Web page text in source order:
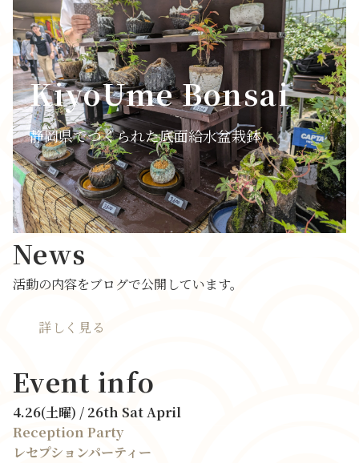
KiyoUme Bonsai
静岡県でつくられた底面給水盆栽鉢
News
活動の内容をブログで公開しています。
詳しく見る
Event info
4.26(土曜) / 26th Sat April
Reception Party
レセプションパーティー